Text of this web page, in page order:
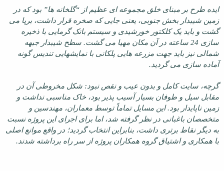
ایده طرح بر مبنای خلق مجموعه ای عظیم از “گلخانه ها” بود که در
زمین شیبدار بخش جنوبی، یعنی جایی که صخره قرار داشت، برپا می
گشت و باید یک کلکتور خورشیدی و سیستم بانک گرمایی با ذخیره
سازی 24 ساعته در آن مکان مهیا می گشت. سطح شیبدار جبهه
شمالی نیز باید جهت مزرعه هایی پلکانی با نمایشهایی تندیس گونه
آماده سازی می گردید.
گرچه، سایت کامل و بدون عیب و نقص نبود: شکل مخروطی آن در
مقابل سیل و طوفان بسیار آسیب پذیر بود، خاک مناسبی نداشت و
زمین ناپایدار بود. این مسایل تماماً توسط معماران، مهندسین و
متخصصان باغبانی در نظر گرفته شد، اما برای اجرای این پروژه نسبت
به دیگر نقاط برتری داشت، بنابراین انتخاب گردید؛ در واقع موانع اصلی
با همکاری و اشتیاق گروه همکاران پروژه از سر راه برداشته شدند.